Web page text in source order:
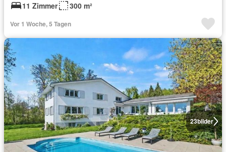
11 Zimmer
300 m²
Vor 1 Woche, 5 Tagen
23bilder